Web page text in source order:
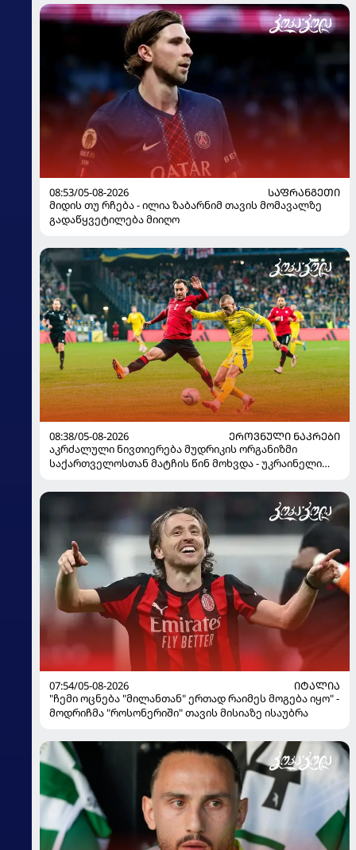
მოჰყავს
08:53/05-08-2026
ᲡᲐᲤᲠᲐᲜᲒᲔᲗᲘ
მიდის თუ რჩება - ილია ზაბარნიმ თავის მომავალზე
გადაწყვეტილება მიიღო
08:38/05-08-2026
ᲔᲠᲝᲕᲜᲣᲚᲘ ᲜᲐᲙᲠᲔᲑᲘ
აკრძალული ნივთიერება მუდრიკის ორგანიზმი
საქართველოსთან მატჩის წინ მოხვდა - უკრაინელი
ინფორმაციას ავრცელებს
07:54/05-08-2026
ᲘᲢᲐᲚᲘᲐ
"ჩემი ოცნება "მილანთან" ერთად რაიმეს მოგება იყო" -
მოდრიჩმა "როსონერიში" თავის მისიაზე ისაუბრა